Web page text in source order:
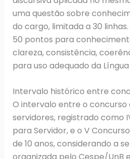
uma questão sobre
do cargo, limitada a 30
50 pontos para
clareza, consistência,
para uso adequado da
Intervalo histórico entre
O intervalo entre o concurso
servidores, registrado como
para Servidor, e o V
de 10 anos, considerando a